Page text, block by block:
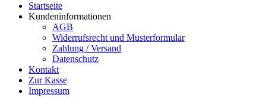
Startseite
Kundeninformationen
AGB
Widerrufsrecht und Musterformular
Zahlung / Versand
Datenschutz
Kontakt
Zur Kasse
Impressum